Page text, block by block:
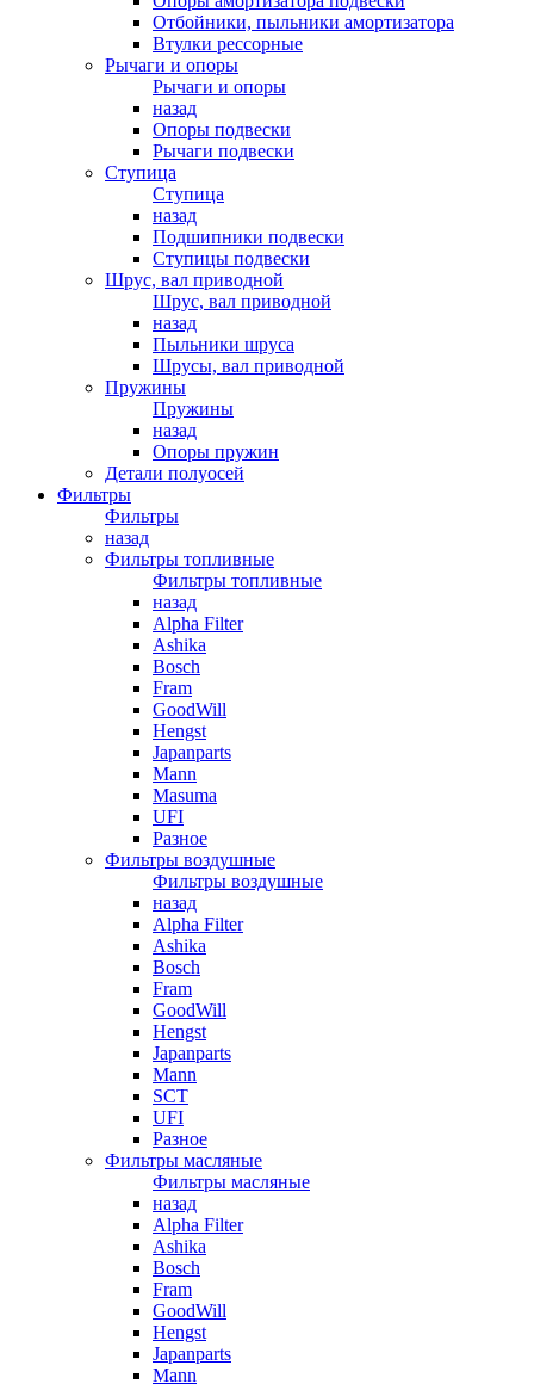
Отбойники, пыльники амортизатора
Втулки рессорные
Рычаги и опоры
Рычаги и опоры
назад
Опоры подвески
Рычаги подвески
Ступица
Ступица
назад
Подшипники подвески
Ступицы подвески
Шрус, вал приводной
Шрус, вал приводной
назад
Пыльники шруса
Шрусы, вал приводной
Пружины
Пружины
назад
Опоры пружин
Детали полуосей
Фильтры
Фильтры
назад
Фильтры топливные
Фильтры топливные
назад
Alpha Filter
Ashika
Bosch
Fram
GoodWill
Hengst
Japanparts
Mann
Masuma
UFI
Разное
Фильтры воздушные
Фильтры воздушные
назад
Alpha Filter
Ashika
Bosch
Fram
GoodWill
Hengst
Japanparts
Mann
SCT
UFI
Разное
Фильтры масляные
Фильтры масляные
назад
Alpha Filter
Ashika
Bosch
Fram
GoodWill
Hengst
Japanparts
Mann